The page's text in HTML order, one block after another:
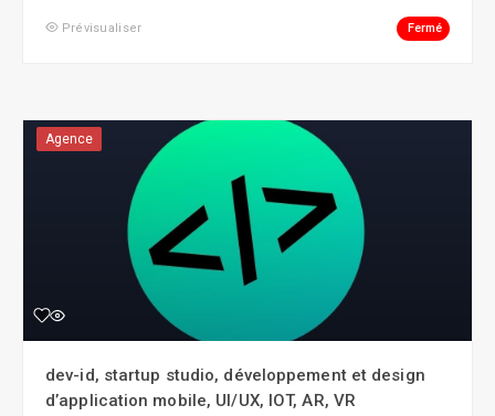
Prévisualiser Fermé
Agence
dev-id, startup studio, développement et design
d’application mobile, UI/UX, IOT, AR, VR